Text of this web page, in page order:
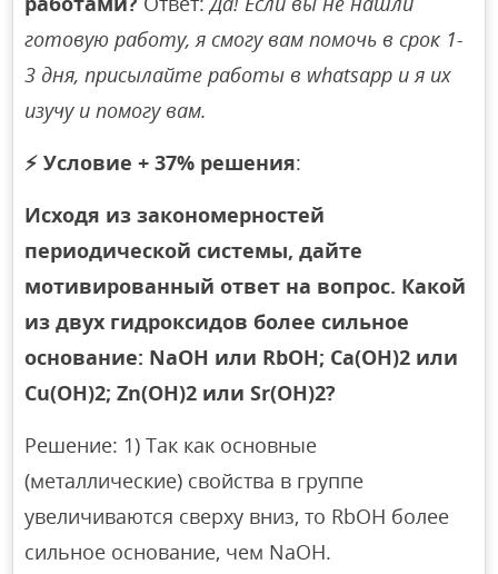
готовую работу, я смогу вам помочь в срок 1-
3 дня, присылайте работы в whatsapp и я их
изучу и помогу вам.
⚡ Условие + 37% решения:
Исходя из закономерностей
периодической системы, дайте
мотивированный ответ на вопрос. Какой
из двух гидроксидов более сильное
основание: NaОН или RbОН; Са(ОН)2 или
Cu(OH)2; Zn(OH)2 или Sr(OH)2?
Решение: 1) Так как основные
(металлические) свойства в группе
увеличиваются сверху вниз, то RbОН более
сильное основание, чем NaOH.